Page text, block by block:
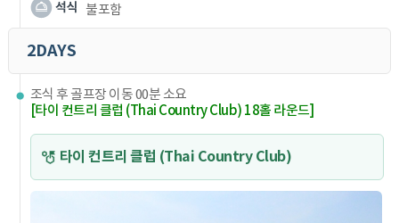
불포함
2DAYS
조식 후 골프장 이동 00분 소요
[타이 컨트리 클럽 (Thai Country Club) 18홀 라운드]
타이 컨트리 클럽 (Thai Country Club)